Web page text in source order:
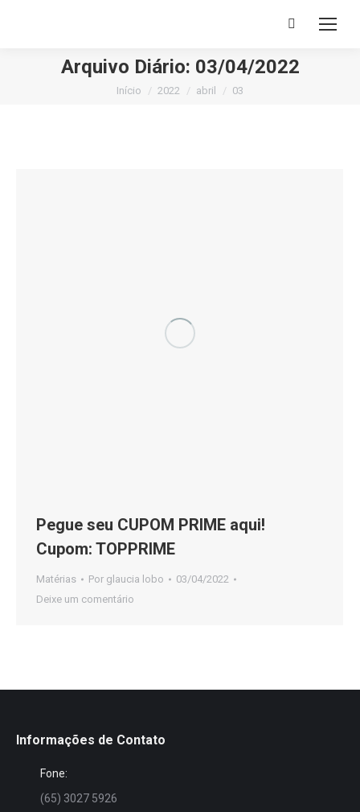
Buscar
Arquivo Diário: 03/04/2022
Você está aqui:
Início 2022 abril 03
Pegue seu CUPOM PRIME aqui!
Cupom: TOPPRIME
Matérias Por glaucia lobo
03/04/2022
Deixe um comentário
Informações de Contato
Fone:
(65) 3027 5926